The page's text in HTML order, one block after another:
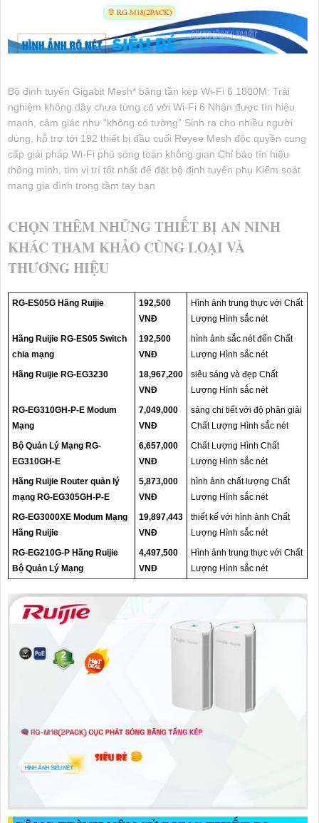
Bộ định tuyến Gigabit Mesh* băng tần kép Wi-Fi 6 1800M: Trải
nghiệm không dây chưa từng có với Wi-Fi 6 Nhận được tín hiệu
mạnh, cảm giác như “không có tường” Sinh ra cho nhiều người
dùng, hỗ trợ tới 192 thiết bị đầu cuối Reyee Mesh độc quyền cung
cấp giải pháp Wi-Fi phủ sóng toàn không gian Chỉ báo tín hiệu
thông minh, tìm vị trí tốt nhất để đặt bộ định tuyến phụ Kiểm soát
mạng gia đình trong tầm tay bạn
CHỌN THÊM NHỮNG THIẾT BỊ AN NINH
KHÁC THAM KHẢO CÙNG LOẠI VÀ
THƯƠNG HIỆU
RG-ES05G Hãng Ruijie
192,500
VNĐ
Hình ảnh trung thực với Chất
Lượng Hình sắc nét
Hãng Ruijie RG-ES05 Switch
chia mạng
192,500
VNĐ
hình ảnh sắc nét đến Chất
Lượng Hình sắc nét
Hãng Ruijie RG-EG3230
18,967,200
VNĐ
siêu sáng và đẹp Chất
Lượng Hình sắc nét
RG-EG310GH-P-E Modum
Mạng
7,049,000
VNĐ
sáng chi tiết với độ phân giải
Chất Lượng Hình sắc nét
Bộ Quản Lý Mạng RG-
EG310GH-E
6,657,000
VNĐ
Chất Lượng Hình Chất
Lượng Hình sắc nét
Hãng Ruijie Router quản lý
mạng RG-EG305GH-P-E
5,873,000
VNĐ
hình ảnh chất lượng Chất
Lượng Hình sắc nét
RG-EG3000XE Modum Mạng
Hãng Ruijie
19,897,443
VNĐ
thiết kế với hình ảnh Chất
Lượng Hình sắc nét
RG-EG210G-P Hãng Ruijie
Bộ Quản Lý Mạng
4,497,500
VNĐ
Hình ảnh trung thực với Chất
Lượng Hình sắc nét